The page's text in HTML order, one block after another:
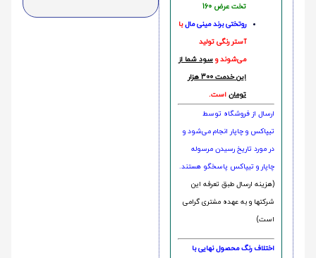
تخت عرض 160
روتختی‌ برند مینی مالبا
آستر رنگی تولید
می‌شوند و سود شما از
این خدمت 300 هزار
تومان است.
ارسال از فروشگاه توسط
تیپاکس و چاپار انجام می‌شود و
در مورد تاریخ رسیدن مرسوله
چاپار و تیپاکس پاسخگو هستند.
(هزینه ارسال طبق تعرفه این
شرکتها و به عهده مشتری گرامی
است)
اختلاف رنگ محصول نهایی با